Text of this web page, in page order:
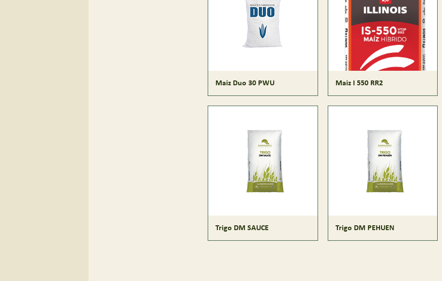
Maiz Duo 30 PWU Maiz I 550 RR2
Trigo DM SAUCE Trigo DM PEHUEN